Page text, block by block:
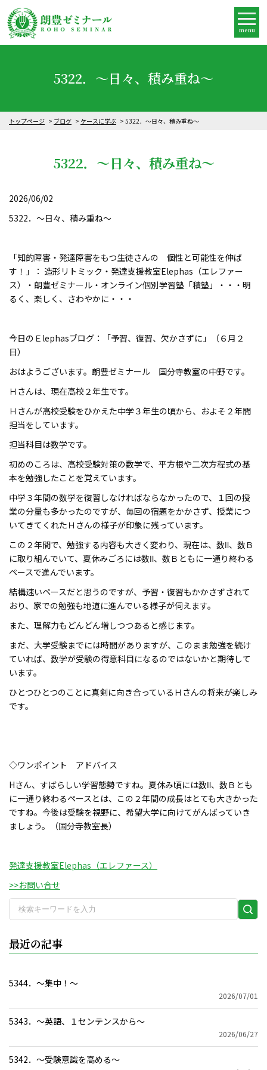
menu
5322．～日々、積み重ね〜
トップページ ブログ ケースに学ぶ 5322．～日々、積み重ね〜
5322．～日々、積み重ね〜
2026/06/02
5322．～日々、積み重ね〜
「知的障害・発達障害をもつ生徒さんの 個性と可能性を伸ば
す！」： 造形リトミック・発達支援教室Elephas （エレファー
ス）・朗豊ゼミナール・オンライン個別学習塾「積塾」・・・明
るく、楽しく、さわやかに・・・
今日のＥ lephasブログ：「予習、復習、欠かさずに」（６月２
日）
おはようございます。朗豊ゼミナール 国分寺教室の中野です。
Ｈさんは、現在高校２年生です。
Ｈさんが高校受験をひかえた中学３年生の頃から、およそ２年間
担当をしています。
担当科目は数学です。
初めのころは、高校受験対策の数学で、平方根や二次方程式の基
本を勉強したことを覚えています。
中学３年間の数学を復習しなければならなかったので、１回の授
業の分量も多かったのですが、毎回の宿題をかかさず、授業につ
いてきてくれたＨさんの様子が印象に残っています。
この２年間で、勉強する内容も大きく変わり、現在は、数Ⅱ、数Ｂ
に取り組んでいて、夏休みごろには数Ⅱ、数Ｂともに一通り終わる
ペースで進んでいます。
結構速いペースだと思うのですが、予習・復習もかかさずされて
おり、家での勉強も地道に進んでいる様子が伺えます。
また、理解力もどんどん増しつつあると感じます。
まだ、大学受験までには時間がありますが、このまま勉強を続け
ていれば、数学が受験の得意科目になるのではないかと期待して
います。
ひとつひとつのことに真剣に向き合っているＨさんの将来が楽しみ
です。
◇ワンポイント アドバイス
Hさん、すばらしい学習態勢ですね。夏休み頃には数Ⅱ、数Ｂとも
に一通り終わるペースとは、この２年間の成長はとても大きかった
ですね。今後は受験を視野に、希望大学に向けてがんばっていき
ましょう。（国分寺教室長）
発達支援教室Elephas（エレファース）
>>お問い合せ
検
最近の記事
5344．～集中！〜
2026/07/01
5343．～英語、１センテンスから〜
2026/06/27
5342．～受験意識を高める〜